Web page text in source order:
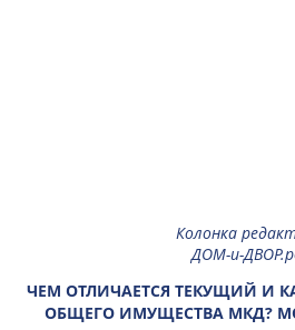
Колонка
ДОМ-и-
ЧЕМ ОТЛИЧАЕТСЯ ТЕКУЩИЙ И
ОБЩЕГО ИМУЩЕСТВА МКД?